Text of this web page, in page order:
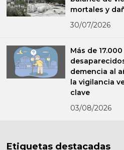
mortales y
30/07/2026
Más de 17.000
demencia al
la vigilancia
clave
03/08/2026
Etiquetas destacadas